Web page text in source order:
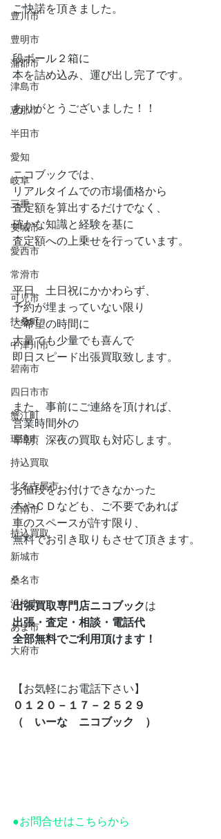
豊川市
豊明市
蒲郡市
津島市
恵那市
半田市
愛知
岐阜
三重
安城市
愛西市
常滑市
可児市
扶桑町
中津川市
碧南市
四日市市
蟹江町
瑞浪市
持込買取
北名古屋市
江南市
持込買取
新城市
桑名市
浜松市
あま市
大府市
ご快諾を頂きました。
段ボール２箱に
本を詰め込み、運び出し完了です。
ありがとうございました！！
ニコブックでは、
リアルタイムでの市場価格から
査定額を算出するだけでなく、
確かな知識と経験を基に
査定額への上乗せを行っています。
平日、土日祝にかかわらず、
予約が埋まっていない限り
ご希望の時間に
大量でも少量でも喜んで
即日スピード出張買取致します。
また、事前にご連絡を頂ければ、
営業時間外の
早朝、深夜の買取も対応します。
お値段をお付けできなかった
本やＣＤなども、ご不要であれば
車のスペースが許す限り、
無料でお引き取りもさせて頂きます。
出張買取専門店ニコブックは
出張・査定・相談・電話代
全部無料でご利用頂けます！
【お気軽にお電話下さい】
０１２０－１７－２５２９
（　いーな　ニコブック　）
●お問合せはこちらから